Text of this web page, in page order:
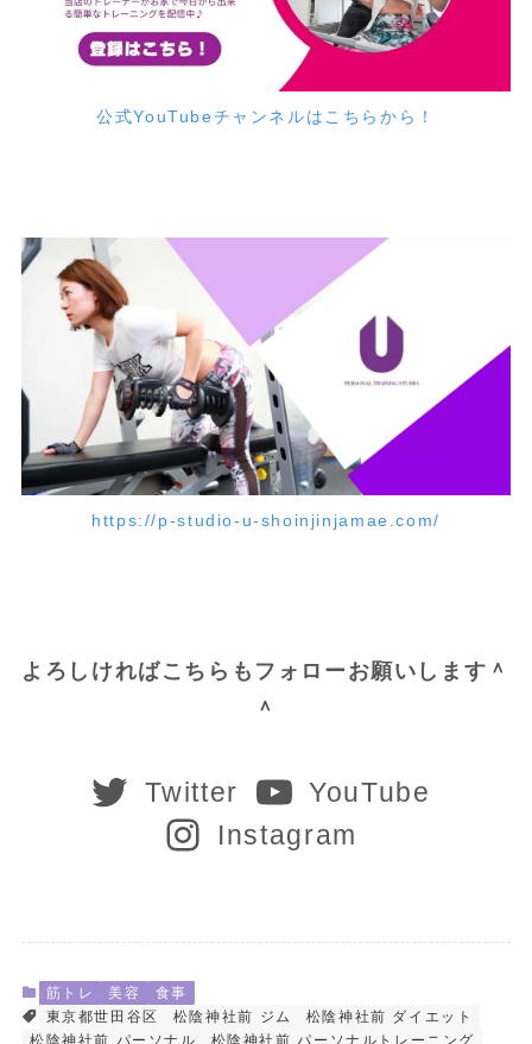
公式YouTubeチャンネルはこちらから！
https://p-studio-u-shoinjinjamae.com/
よろしければこちらもフォローお願いします＾
＾
Twitter
YouTube
Instagram
筋トレ 美容
食事
東京都世田谷区
松陰神社前 ジム
松陰神社前 ダイエット
松陰神社前 パーソナル
松陰神社前 パーソナルトレーニング